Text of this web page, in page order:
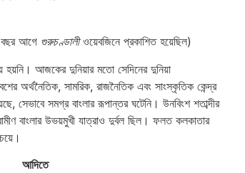
বছর আগে গুরুচণ্ডালীওয়েবজিনে প্রকাশিত হয়েছিল)
হয়নি। আজকের দুনিয়ার মতো সেদিনের দুনিয়া
অর্থনৈতিক, সামরিক, রাজনৈতিক এবং সাংস্কৃতিক কেন্দ্র
সেভাবে সমগ্র বাংলার রূপান্তর ঘটেনি। উনবিংশ শতাব্দীর
বাংলার উভয়মুখী যাত্রাও দুর্বল ছিল। ফলত কলকাতার
আদিতে